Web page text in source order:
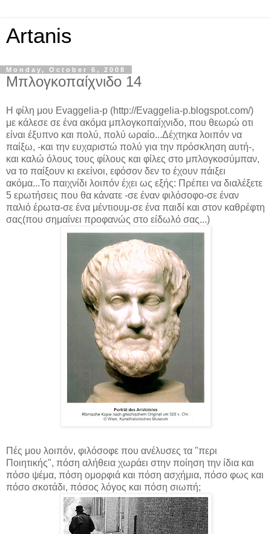
Artanis
Monday, October 6, 2008
Μπλογκοπαίχνιδο 14
Η φίλη μου Evaggelia-p (http://Evaggelia-p.blogspot.com/)
με κάλεσε σε ένα ακόμα μπλογκοπαίχνιδο, που θεωρώ οτι
είναι έξυπνο και πολύ, πολύ ωραίο...Δέχτηκα λοιπόν να
παίξω, -και την ευχαριστώ πολύ για την πρόσκληση αυτή-,
και καλώ όλους τους φίλους και φίλες στο μπλογκοσύμπαν,
να το παίξουν κι εκείνοι, εφόσον δεν το έχουν πάιξει
ακόμα...Το παιχνίδι λοιπόν έχει ως εξής: Πρέπει να διαλέξετε
5 ερωτήσεις που θα κάνατε -σε έναν φιλόσοφο-σε έναν
παλιό έρωτα-σε ένα μέντιουμ-σε ένα παιδί και στον καθρέφτη
σας(που σημαίνει προφανώς στο είδωλό σας...)
Πές μου λοιπόν, φιλόσοφε που ανέλυσες τα "περι
Ποιητικής", πόση αλήθεια χωράει στην ποίηση την ίδια και
πόσο ψέμα, πόση ομορφιά και πόση ασχήμια, πόσο φως και
πόσο σκοτάδι, πόσος λόγος και πόση σιωπή;